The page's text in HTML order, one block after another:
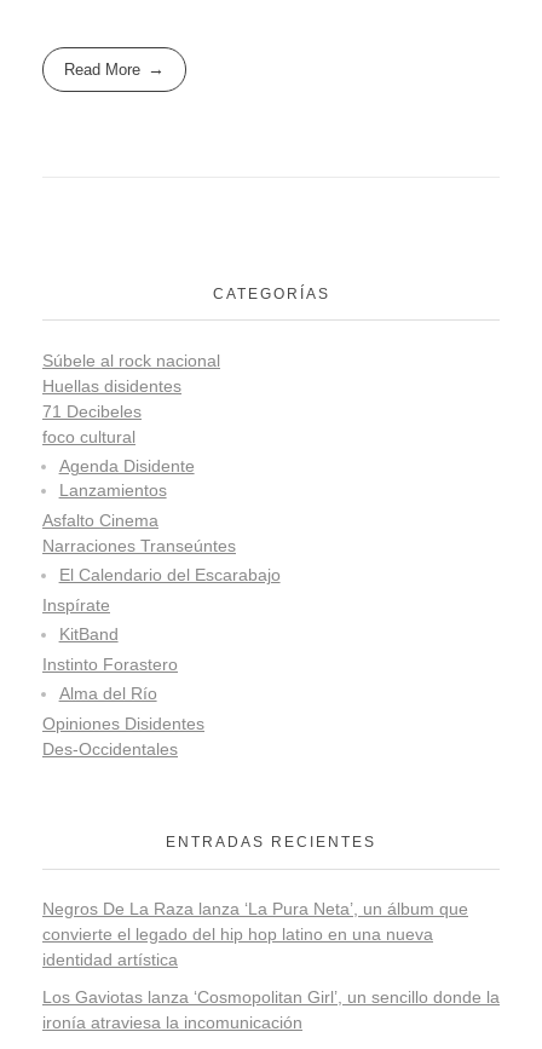
Read More
CATEGORÍAS
Súbele al rock nacional
Huellas disidentes
71 Decibeles
foco cultural
Agenda Disidente
Lanzamientos
Asfalto Cinema
Narraciones Transeúntes
El Calendario del Escarabajo
Inspírate
KitBand
Instinto Forastero
Alma del Río
Opiniones Disidentes
Des-Occidentales
ENTRADAS RECIENTES
Negros De La Raza lanza ‘La Pura Neta’, un álbum que
convierte el legado del hip hop latino en una nueva
identidad artística
Los Gaviotas lanza ‘Cosmopolitan Girl’, un sencillo donde la
ironía atraviesa la incomunicación